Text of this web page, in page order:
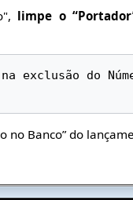
limpe o
exclusão do
no Banco” do